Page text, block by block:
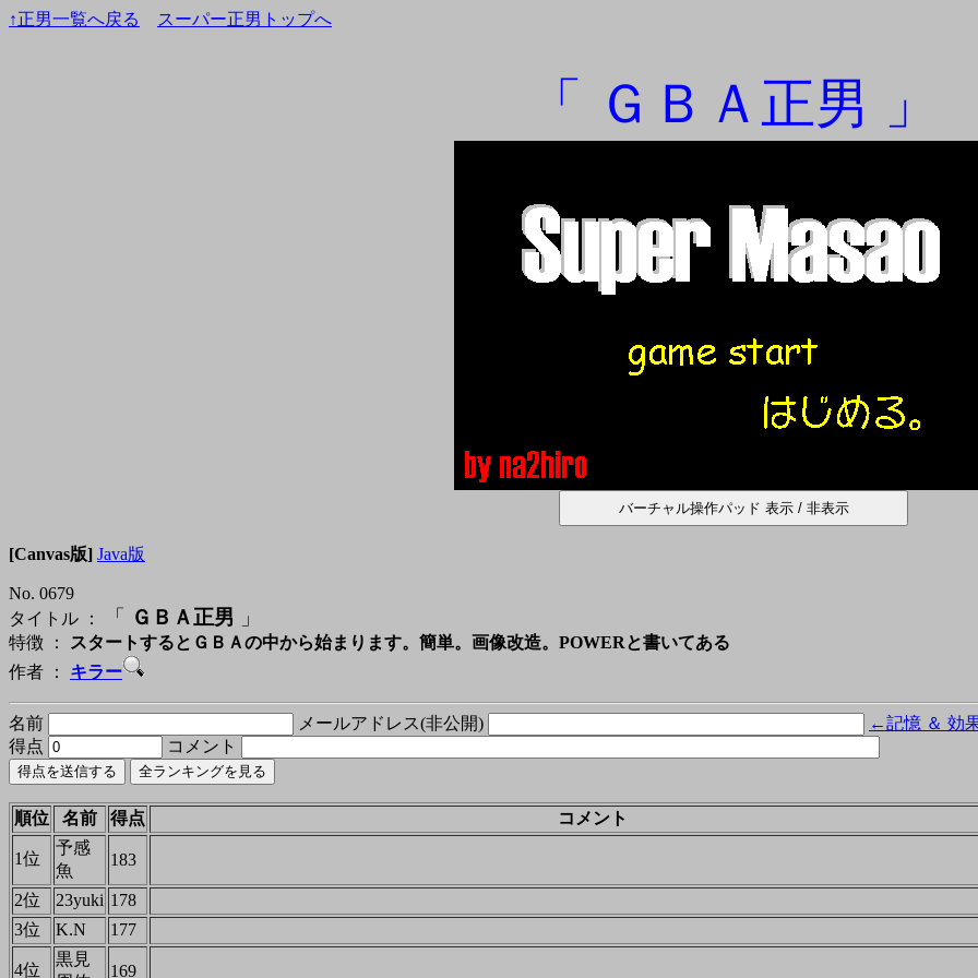
↑正男一覧へ戻る スーパー正男トップへ
「 ＧＢＡ正男 」
[Canvas版] Java版
No. 0679
タイトル ：
「 ＧＢＡ正男 」
特徴 ：
スタートするとＧＢＡの中から始まります。簡単。画像改造。POWERと書いてある
作者 ： キラー
名前 メールアドレス(非公開) ←記憶 ＆ 効
得点
コメント
順位 名前 得点 コメント
1位
予感
魚
183
2位 23yuki 178
3位
K.N 177
4位
黒見
169